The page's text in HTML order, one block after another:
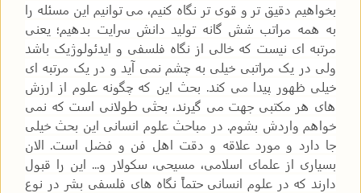
بخواهیم دقیق تر و قوی تر نگاه کنیم، می توانیم این مسئله را
به همه مراتب شش گانه تولید دانش سرایت بدهیم؛ یعنی
مرتبه ای نیست که خالی از نگاه فلسفی و ایدئولوژیک باشد
ولی در یک مراتبی خیلی به چشم نمی آید و در یک مرتبه ای
خیلی ظهور پیدا می کند. بحث این که چگونه علوم از ارزش
های هر مکتبی جهت می گیرند، بحثی طولانی است که نمی
خواهم واردش بشوم. در مباحث علوم انسانی این بحث خیلی
جا دارد و مورد علاقه و دقت اهل فن و فضل است. الان
بسیاری از علمای اسلامی، مسیحی، سکولار و... این را قبول
دارند که در علوم انسانی حتماً نگاه های فلسفی بشر در نوع